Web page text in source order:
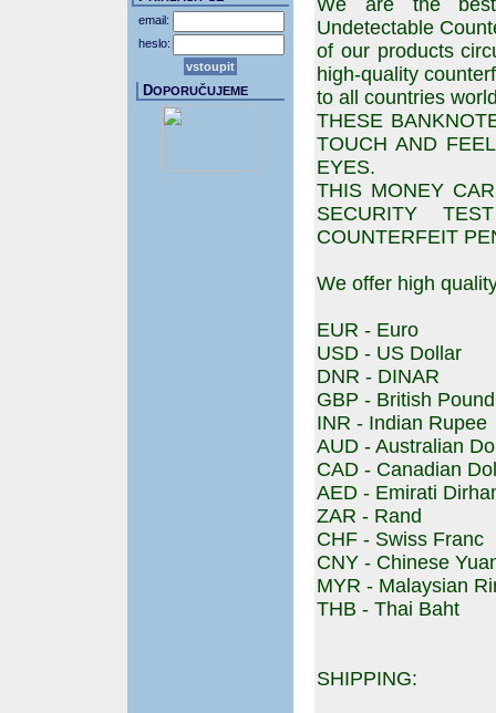
We are the
Undetectable
of our products
high-quality
to all countries
THESE
TOUCH AND
EYES.
THIS MONEY
SECURITY
COUNTERFEIT
We offer high
EUR - Euro
USD - US Dollar
DNR - DINAR
GBP - British Pound
INR - Indian Rupee
AUD - Australian
CAD - Canadian
AED - Emirati
ZAR - Rand
CHF - Swiss Franc
CNY - Chinese
MYR - Malaysian
THB - Thai Baht
SHIPPING:
email:
heslo:
DOPORUČUJEME